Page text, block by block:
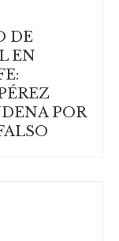
DE
EN
POR